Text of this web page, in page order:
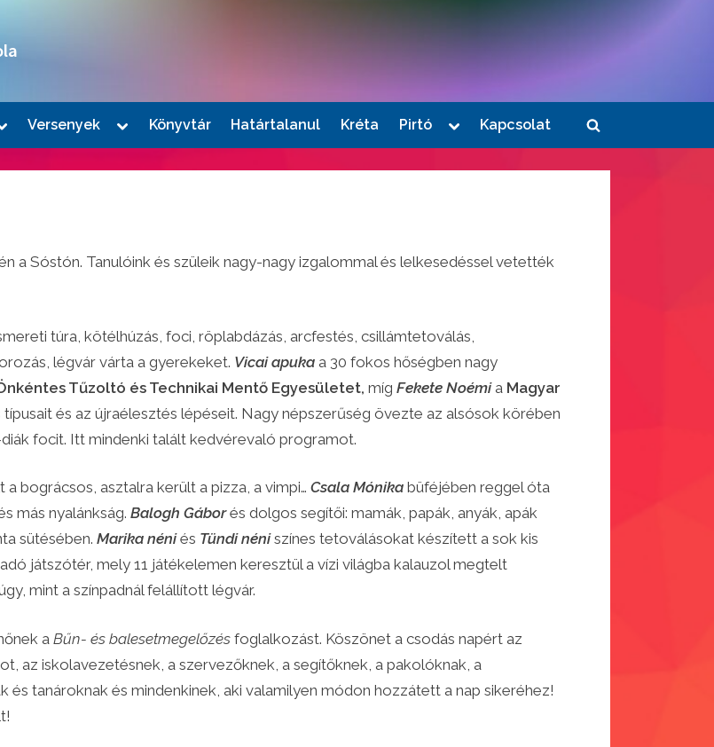
Versenyek
Toggle
menu
Könyvtár Határtalanul Kréta Pirtó
Toggle
menu
Kapcsolat
Toggle
a Sóstón. Tanulóink és szüleik nagy-nagy izgalommal és lelkesedéssel vetették
túra, kötélhúzás, foci, röplabdázás, arcfestés, csillámtetoválás,
légvár várta a gyerekeket. Vicai apuka a 30 fokos hőségben nagy
Tűzoltó és Technikai Mentő Egyesületet, míg Fekete Noémia Magyar
és az újraélesztés lépéseit. Nagy népszerűség övezte az alsósok körében
focit. Itt mindenki talált kedvérevaló programot.
bográcsos, asztalra került a pizza, a vimpi… Csala Mónika büféjében reggel óta
más nyalánkság. Balogh Gáborés dolgos segítői: mamák, papák, anyák, apák
sütésében. Marika néni és Tündi néniszínes tetoválásokat készített a sok kis
játszótér, mely 11 játékelemen keresztül a vízi világba kalauzol megtelt
mint a színpadnál felállított légvár.
a Bűn- és balesetmegelőzés foglalkozást. Köszönet a csodás napért az
az iskolavezetésnek, a szervezőknek, a segítőknek, a pakolóknak, a
tanároknak és mindenkinek, aki valamilyen módon hozzátett a nap sikeréhez!